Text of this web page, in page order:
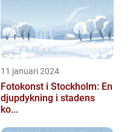
11 januari 2024
Fotokonst i Stockholm: En
djupdykning i stadens
ko...